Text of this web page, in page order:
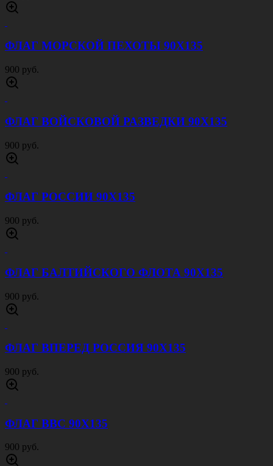
ФЛАГ МОРСКОЙ ПЕХОТЫ 90Х135
900 руб.
ФЛАГ ВОЙСКОВОЙ РАЗВЕДКИ 90Х135
900 руб.
ФЛАГ РОССИИ 90Х135
900 руб.
ФЛАГ БАЛТИЙСКОГО ФЛОТА 90Х135
900 руб.
ФЛАГ ВПЕРЕД РОССИЯ 90Х135
900 руб.
ФЛАГ ВВС 90Х135
900 руб.